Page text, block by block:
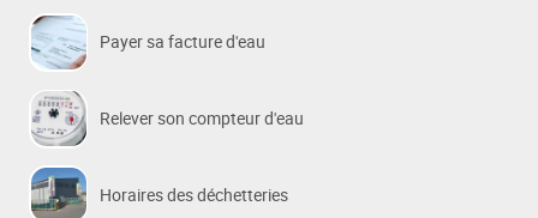
Payer sa facture d'eau
Relever son compteur d'eau
Horaires des déchetteries